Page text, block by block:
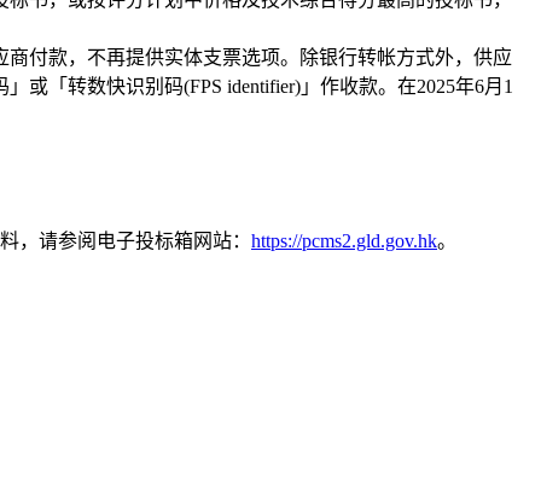
付款，不再提供实体支票选项。除银行转帐方式外，供应
或「转数快识别码(FPS identifier)」作收款。在2025年6月1
，请参阅电子投标箱网站： https://pcms2.gld.gov.hk。